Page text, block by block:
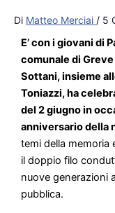
Di Matteo Merciai / 5
E’ con i giovani di
comunale di
Sottani, insieme
Toniazzi, ha
del 2 giugno in
anniversario della
temi della memoria
il doppio filo
nuove generazioni
pubblica.